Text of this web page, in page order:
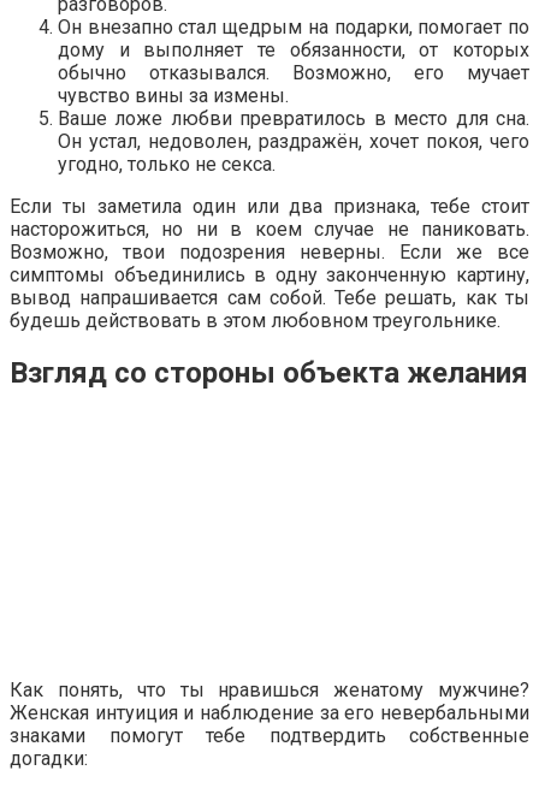
разговоров.
Он внезапно стал щедрым на подарки, помогает по
дому и выполняет те обязанности, от которых
обычно отказывался. Возможно, его мучает
чувство вины за измены.
Ваше ложе любви превратилось в место для сна.
Он устал, недоволен, раздражён, хочет покоя, чего
угодно, только не секса.
Если ты заметила один или два признака, тебе стоит
насторожиться, но ни в коем случае не паниковать.
Возможно, твои подозрения неверны. Если же все
симптомы объединились в одну законченную картину,
вывод напрашивается сам собой. Тебе решать, как ты
будешь действовать в этом любовном треугольнике.
Взгляд со стороны объекта желания
Как понять, что ты нравишься женатому мужчине?
Женская интуиция и наблюдение за его невербальными
знаками помогут тебе подтвердить собственные
догадки: